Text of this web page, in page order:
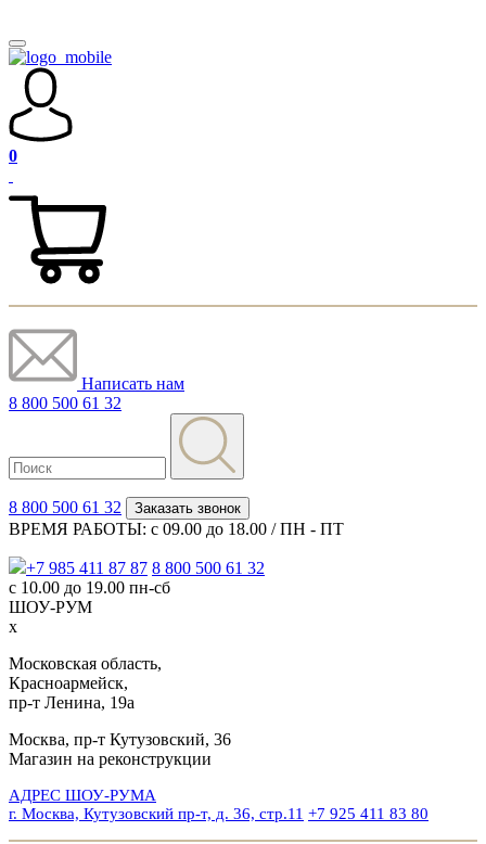
0
Написать нам
8 800 500 61 32
8 800 500 61 32 Заказать звонок
ВРЕМЯ РАБОТЫ: с 09.00 до 18.00 / ПН - ПТ
+7 985 411 87 87 8 800 500 61 32
с 10.00 до 19.00 пн-сб
ШОУ-РУМ
x
Московская область,
Красноармейск,
пр-т Ленина, 19а
Москва, пр-т Кутузовский, 36
Магазин на реконструкции
АДРЕС ШОУ-РУМА
г. Москва, Кутузовский пр-т, д. 36, стр.11 +7 925 411 83 80